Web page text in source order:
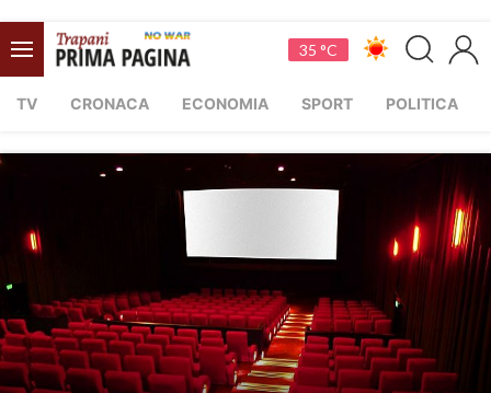
35 °C
TV CRONACA ECONOMIA SPORT POLITICA